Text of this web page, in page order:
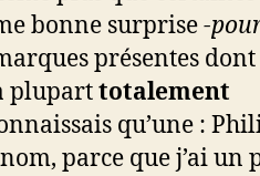
bonne surprise-
présentes
pluparttotalement
qu’une :
parce que j’ai un